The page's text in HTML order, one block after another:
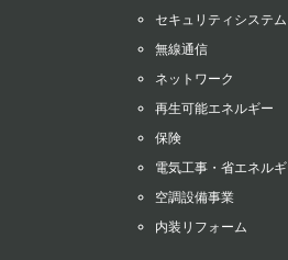
セキュリティシステム
無線通信
ネットワーク
再生可能エネルギー
保険
電気工事・省エネル
空調設備事業
内装リフォーム